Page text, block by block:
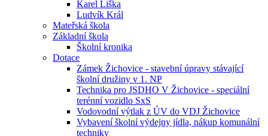
Karel Liška
Ludvík Král
Mateřská škola
Základní škola
Školní kronika
Dotace
Zámek Žichovice - stavební úpravy stávající
školní družiny v 1. NP
Technika pro JSDHO V Žichovice - speciální
terénní vozidlo SxS
Vodovodní výtlak z ÚV do VDJ Žichovice
Vybavení školní výdejny jídla, nákup komunální
techniky